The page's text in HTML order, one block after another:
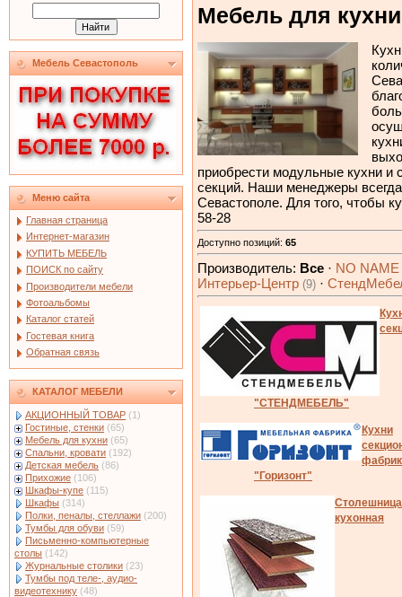
Мебель Севастополь
Меню сайта
Главная страница
Интернет-магазин
КУПИТЬ МЕБЕЛЬ
ПОИСК по сайту
Производители мебели
Фотоальбомы
Каталог статей
Гостевая книга
Обратная связь
КАТАЛОГ МЕБЕЛИ
АКЦИОННЫЙ ТОВАР (1)
Гостиные, стенки (65)
Мебель для кухни (65)
Спальни, кровати (192)
Детская мебель (86)
Прихожие (106)
Шкафы-купе (115)
Шкафы (314)
Полки, пеналы, стеллажи (200)
Тумбы для обуви (59)
Письменно-компьютерные
столы (142)
Журнальные столики (23)
Тумбы под теле-, аудио-
видеотехнику (48)
Мебель для кухни
приобрести модульные кухни и
секций. Наши менеджеры
Севастополе. Для того, чтобы
58-28
Доступно позиций: 65
Производитель: Все · NO NAME
Интерьер-Центр (9) ·
"СТЕНДМЕБЕЛЬ"
Кухни
"Горизонт"
Столешница
кухонная